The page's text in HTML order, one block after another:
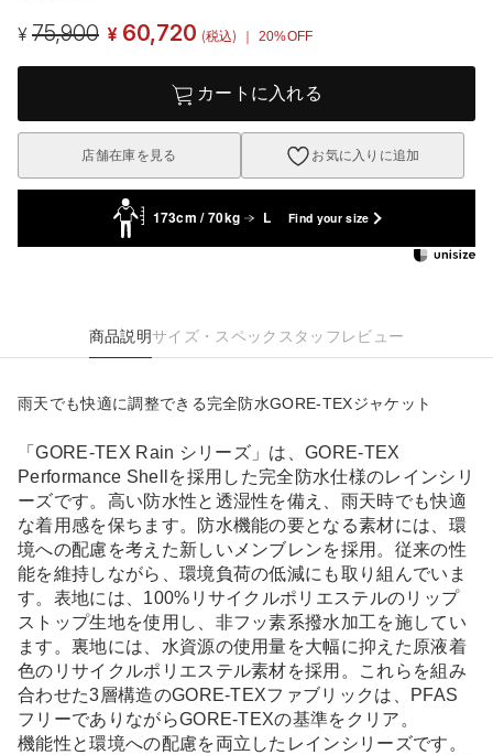
¥ 75,900 ¥ 60,720 (税込) ｜ 20%OFF
カートに入れる
店舗在庫を見る お気に入りに追加
173cm / 70kg L Find your size
商品説明サイズ・スペック スタッフレビュー
雨天でも快適に調整できる完全防水GORE-TEXジャケット
「GORE-TEX Rain シリーズ」は、GORE-TEX
Performance Shellを採用した完全防水仕様のレインシリ
ーズです。高い防水性と透湿性を備え、雨天時でも快適
な着用感を保ちます。防水機能の要となる素材には、環
境への配慮を考えた新しいメンブレンを採用。従来の性
能を維持しながら、環境負荷の低減にも取り組んでいま
す。表地には、100%リサイクルポリエステルのリップ
ストップ生地を使用し、非フッ素系撥水加工を施してい
ます。裏地には、水資源の使用量を大幅に抑えた原液着
色のリサイクルポリエステル素材を採用。これらを組み
合わせた3層構造のGORE-TEXファブリックは、PFAS
フリーでありながらGORE-TEXの基準をクリア。
機能性と環境への配慮を両立したレインシリーズです。